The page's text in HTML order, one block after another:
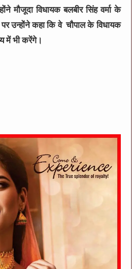
मौजूदा विधायक बलबीर सिंह वर्मा के
उन्होंने कहा कि वे चौपाल के विधायक
में भी करेंगे।